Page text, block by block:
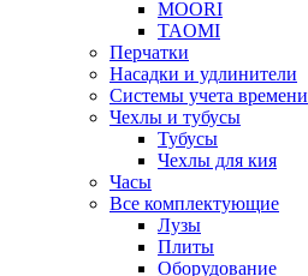
MOORI
TAOMI
Перчатки
Насадки и удлинители
Системы учета времени
Чехлы и тубусы
Тубусы
Чехлы для кия
Часы
Все комплектующие
Лузы
Плиты
Оборудование